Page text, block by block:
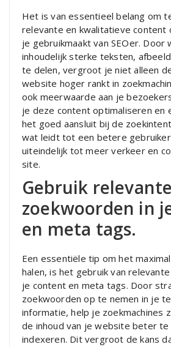
Het is van essentieel belang om
relevante en kwalitatieve content
je gebruikmaakt van SEOer. Door
inhoudelijk sterke teksten,
te delen, vergroot je niet alleen
website hoger rankt in
ook meerwaarde aan je
je deze content optimaliseren en
het goed aansluit bij de
wat leidt tot een betere
uiteindelijk tot meer verkeer en
site.
Gebruik relevante
zoekwoorden in
en meta tags.
Een essentiële tip om het
halen, is het gebruik van
je content en meta tags. Door
zoekwoorden op te nemen in je
informatie, help je zoekmachines
de inhoud van je website beter
indexeren. Dit vergroot de kans